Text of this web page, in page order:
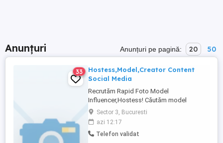
Anunțuri Anunțuri pe pagină: 20 50
33
Hostess,Model,Creator Content
Social Media
Recrutăm Rapid Foto Model
Influencer,Hostess! Căutăm model
influencer pentru prezentare produse și
servicii în domeniul Auto & HoReCa,
pentru conținut social media Prezență
îngrijită Carismă și naturalețe în fața
Sector 3, Bucuresti
azi 12:17
Telefon validat